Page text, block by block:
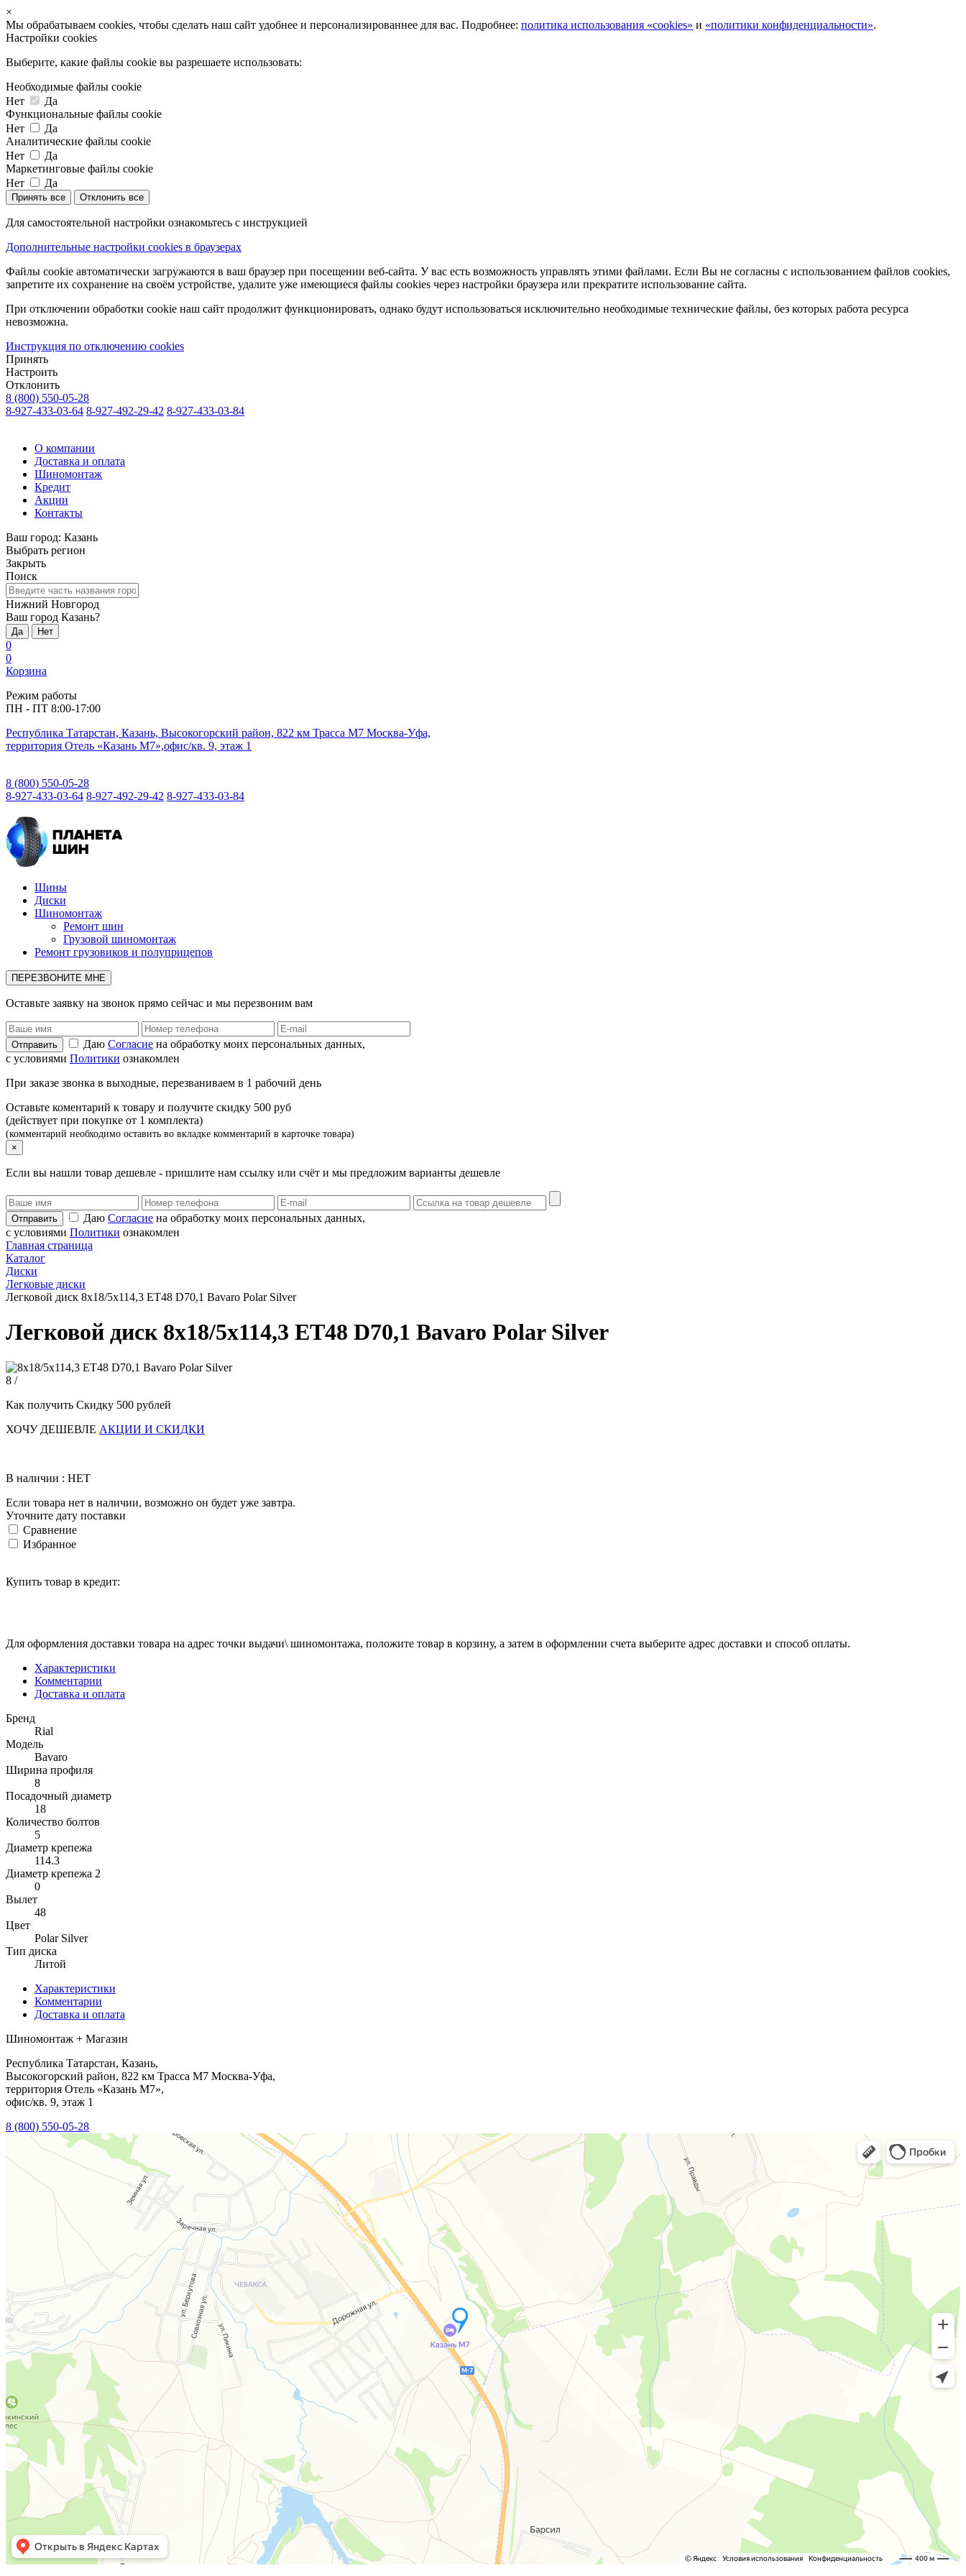
×
Мы обрабатываем cookies, чтобы сделать наш сайт удобнее и персонализированнее для вас. Подробнее: политика использования «cookies» и «политики конфиденциальности».
Настройки cookies
Выберите, какие файлы cookie вы разрешаете использовать:
Необходимые файлы cookie
Нет
Да
Функциональные файлы cookie
Нет
Да
Аналитические файлы cookie
Нет
Да
Маркетинговые файлы cookie
Нет
Да
Принять все Отклонить все
Для самостоятельной настройки ознакомьтесь с инструкцией
Дополнительные настройки cookies в браузерах
Файлы cookie автоматически загружаются в ваш браузер при посещении веб-сайта. У вас есть возможность управлять этими файлами. Если Вы не согласны с использованием файлов cookies,
запретите их сохранение на своём устройстве, удалите уже имеющиеся файлы cookies через настройки браузера или прекратите использование сайта.
При отключении обработки cookie наш сайт продолжит функционировать, однако будут использоваться исключительно необходимые технические файлы, без которых работа ресурса
невозможна.
Инструкция по отключению cookies
Принять
Настроить
Отклонить
8 (800) 550-05-28
8-927-433-03-64 8-927-492-29-42 8-927-433-03-84
О компании
Доставка и оплата
Шиномонтаж
Кредит
Акции
Контакты
Ваш город: Казань
Выбрать регион
Закрыть
Поиск
Нижний Новгород
Ваш город Казань?
Да Нет
0
0
Корзина
Режим работы
ПН - ПТ 8:00-17:00
Республика Татарстан, Казань, Высокогорский район, 822 км Трасса М7 Москва-Уфа,
территория Отель «Казань М7»,офис/кв. 9, этаж 1
8 (800) 550-05-28
8-927-433-03-64 8-927-492-29-42 8-927-433-03-84
Шины
Диски
Шиномонтаж
Ремонт шин
Грузовой шиномонтаж
Ремонт грузовиков и полуприцепов
ПЕРЕЗВОНИТЕ МНЕ
Оставьте заявку на звонок прямо сейчас и мы перезвоним вам
Даю Согласие на обработку моих персональных данных,
с условиями Политики ознакомлен
При заказе звонка в выходные, перезваниваем в 1 рабочий день
Оставьте коментарий к товару и получите скидку 500 руб
(действует при покупке от 1 комплекта)
(комментарий необходимо оставить во вкладке комментарий в карточке товара)
×
Если вы нашли товар дешевле - пришлите нам ссылку или счёт и мы предложим варианты дешевле
Даю Согласие на обработку моих персональных данных,
с условиями Политики ознакомлен
Главная страница
Каталог
Диски
Легковые диски
Легковой диск 8x18/5x114,3 ET48 D70,1 Bavaro Polar Silver
Легковой диск 8x18/5x114,3 ET48 D70,1 Bavaro Polar Silver
8 /
Как получить Скидку 500 рублей
ХОЧУ ДЕШЕВЛЕ АКЦИИ И СКИДКИ
В наличии : НЕТ
Если товара нет в наличии, возможно он будет уже завтра.
Уточните дату поставки
Сравнение
Избранное
Купить товар в кредит:
Для оформления доставки товара на адрес точки выдачи\ шиномонтажа, положите товар в корзину, а затем в оформлении счета выберите адрес доставки и способ оплаты.
Характеристики
Комментарии
Доставка и оплата
Бренд
Rial
Модель
Bavaro
Ширина профиля
8
Посадочный диаметр
18
Количество болтов
5
Диаметр крепежа
114.3
Диаметр крепежа 2
0
Вылет
48
Цвет
Polar Silver
Тип диска
Литой
Характеристики
Комментарии
Доставка и оплата
Шиномонтаж + Магазин
Республика Татарстан, Казань,
Высокогорский район, 822 км Трасса М7 Москва-Уфа,
территория Отель «Казань М7»,
офис/кв. 9, этаж 1
8 (800) 550-05-28